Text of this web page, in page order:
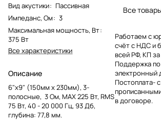
Вид акустики: Пассивная
Импеданс, Ом: 3
Максимальная мощность, Вт:
375 Вт
Все характеристики
Описание
6"x9" (150мм x 230мм), 3-
полосные, 3 Ом, MAX 225 Вт, RMS
75 Вт, 40 - 20 000 Гц, 93 Дб,
глубина: 77,8 мм.
Все
Работаем с
счёт с НДС и
всей РФ, КП
Поддержка
электронный
Постоплата-
в договоре.